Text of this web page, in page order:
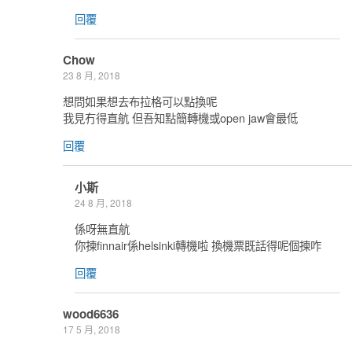
回覆
Chow
23 8 月, 2018
想問如果想去布拉格可以點換呢
我見冇得直航 但吾知點簡轉機或open jaw會最低
回覆
小斯
24 8 月, 2018
係呀無直航
你揀finnair係helsinki轉機啦 換機票既話得呢個揀咋
回覆
wood6636
17 5 月, 2018